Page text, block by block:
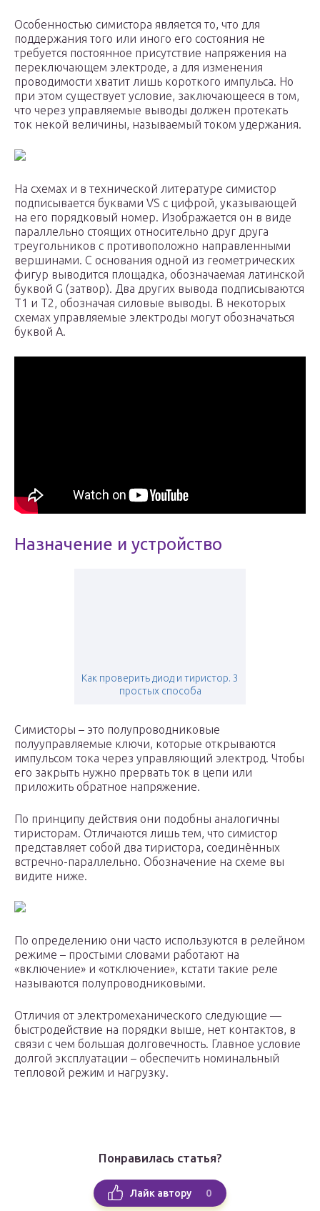
Особенностью симистора является то, что для
поддержания того или иного его состояния не
требуется постоянное присутствие напряжения на
переключающем электроде, а для изменения
проводимости хватит лишь короткого импульса. Но
при этом существует условие, заключающееся в том,
что через управляемые выводы должен протекать
ток некой величины, называемый током удержания.
На схемах и в технической литературе симистор
подписывается буквами VS с цифрой, указывающей
на его порядковый номер. Изображается он в виде
параллельно стоящих относительно друг друга
треугольников с противоположно направленными
вершинами. С основания одной из геометрических
фигур выводится площадка, обозначаемая латинской
буквой G (затвор). Два других вывода подписываются
T1 и T2, обозначая силовые выводы. В некоторых
схемах управляемые электроды могут обозначаться
буквой A.
Назначение и устройство
Как проверить диод и тиристор. 3
простых способа
Симисторы – это полупроводниковые
полууправляемые ключи, которые открываются
импульсом тока через управляющий электрод. Чтобы
его закрыть нужно прервать ток в цепи или
приложить обратное напряжение.
По принципу действия они подобны аналогичны
тиристорам. Отличаются лишь тем, что симистор
представляет собой два тиристора, соединённых
встречно-параллельно. Обозначение на схеме вы
видите ниже.
По определению они часто используются в релейном
режиме – простыми словами работают на
«включение» и «отключение», кстати такие реле
называются полупроводниковыми.
Отличия от электромеханического следующие —
быстродействие на порядки выше, нет контактов, в
связи с чем большая долговечность. Главное условие
долгой эксплуатации – обеспечить номинальный
тепловой режим и нагрузку.
Понравилась статья?
Лайк автору 0